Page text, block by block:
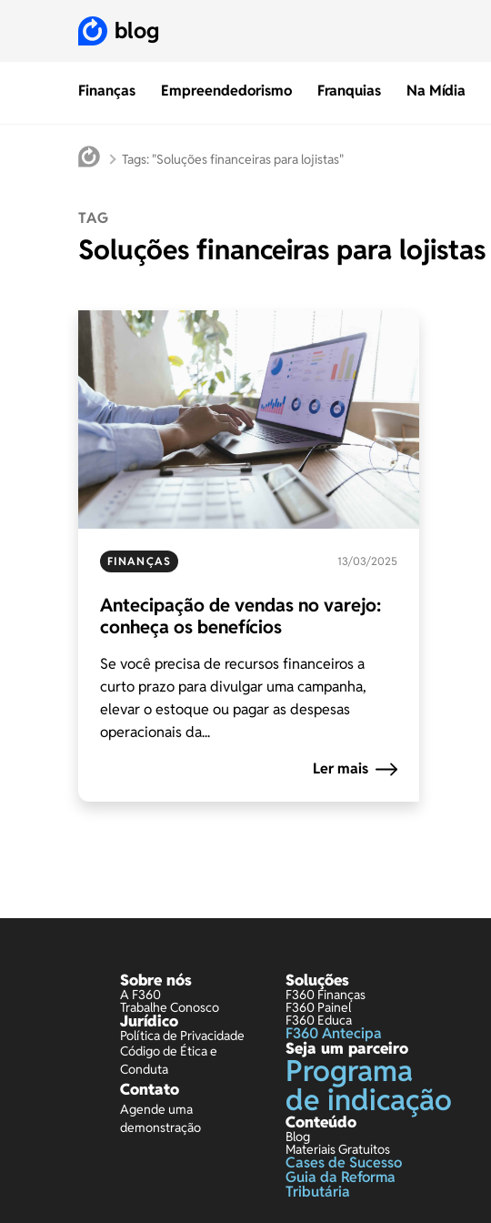
Finanças Empreendedorismo Franquias Na Mídia
blog
Tags: "Soluções financeiras para lojistas"
TAG
Soluções financeiras para lojistas
FINANÇAS 13/03/2025
Antecipação de vendas no varejo:
conheça os benefícios
Se você precisa de recursos financeiros a
curto prazo para divulgar uma campanha,
elevar o estoque ou pagar as despesas
operacionais da...
Ler mais
Sobre nós
A F360
Trabalhe Conosco
Jurídico
Política de Privacidade
Código de Ética e
Conduta
Contato
Agende uma
demonstração
Soluções
F360 Finanças
F360 Painel
F360 Educa
F360 Antecipa
Seja um parceiro
Programa
de indicação
Conteúdo
Blog
Materiais Gratuitos
Cases de Sucesso
Guia da Reforma
Tributária